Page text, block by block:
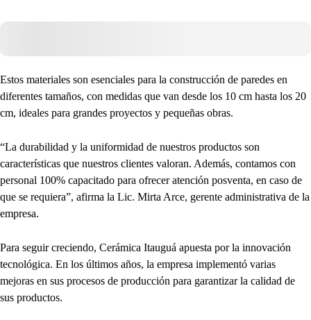
Estos materiales son esenciales para la construcción de paredes en
diferentes tamaños, con medidas que van desde los 10 cm hasta los 20
cm, ideales para grandes proyectos y pequeñas obras.
“La durabilidad y la uniformidad de nuestros productos son
características que nuestros clientes valoran. Además, contamos con
personal 100% capacitado para ofrecer atención posventa, en caso de
que se requiera”, afirma la Lic. Mirta Arce, gerente administrativa de la
empresa.
Para seguir creciendo, Cerámica Itauguá apuesta por la innovación
tecnológica. En los últimos años, la empresa implementó varias
mejoras en sus procesos de producción para garantizar la calidad de
sus productos.